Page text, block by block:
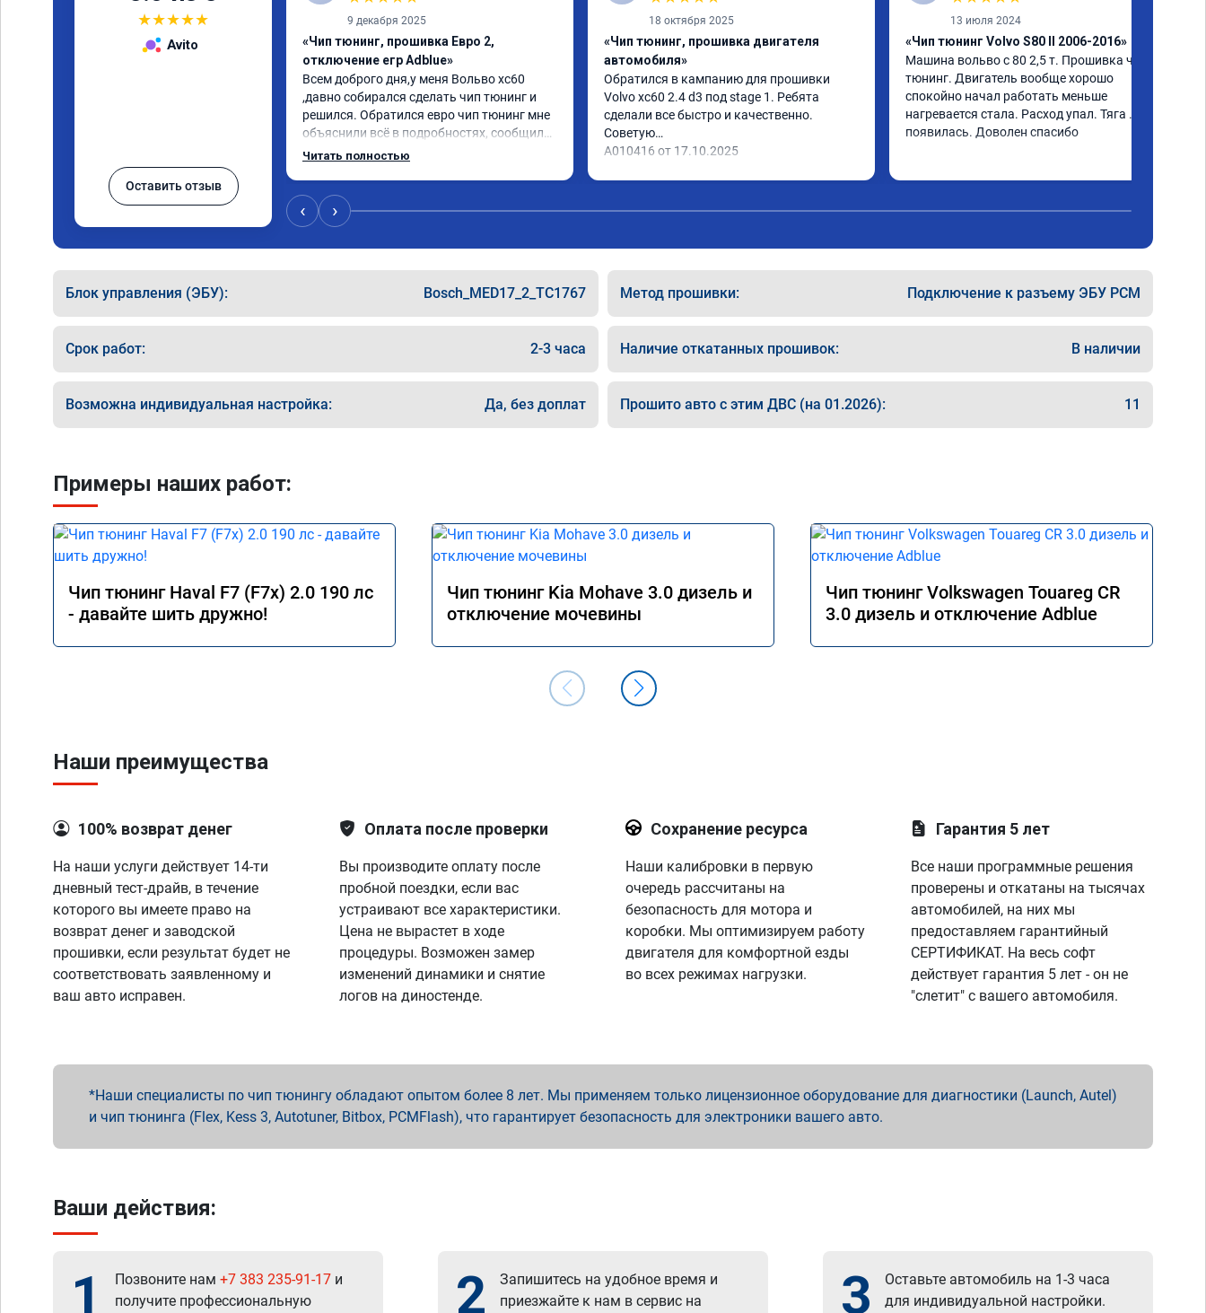
★★★★★
Avito
Оставить отзыв
9 декабря 2025
«Чип тюнинг, прошивка Евро 2,
отключение егр Adblue»
Всем доброго дня,у меня Вольво xc60
,давно собирался сделать чип тюнинг и
решился. Обратился евро чип тюнинг мне
объяснили всё в подробностях, сообщили
сумму записали. Приехал в назначенное
сертификат ао11462 ,знают своё дело
рекомендую 👍
Читать полностью
18 октября 2025
«Чип тюнинг, прошивка двигателя
автомобиля»
Обратился в кампанию для прошивки
Volvo xc60 2.4 d3 под stage 1. Ребята
сделали все быстро и качественно.
Советую
А010416 от 17.10.2025
13 июля 2024
«Чип тюнинг Volvo S80 II 2006-2016»
Машина вольво с 80 2,5 т. Прошивка чип
тюнинг. Двигатель вообще хорошо
спокойно начал работать меньше
нагревается стала. Расход упал. Тяга
появилась. Доволен спасибо
‹ ›
Блок управления (ЭБУ): Bosch_MED17_2_TC1767 Метод прошивки: Подключение к разъему ЭБУ PCM
Срок работ: 2-3 часа Наличие откатанных прошивок: В наличии
Возможна индивидуальная настройка: Да, без доплат Прошито авто с этим ДВС (на 01.2026): 11
Примеры наших работ:
Чип тюнинг Haval F7 (F7x) 2.0 190 лс
- давайте шить дружно!
Чип тюнинг Kia Mohave 3.0 дизель и
отключение мочевины
Чип тюнинг Volkswagen Touareg CR
3.0 дизель и отключение Adblue
Наши преимущества
100% возврат денег
На наши услуги действует 14-ти
дневный тест-драйв, в течение
которого вы имеете право на
возврат денег и заводской
прошивки, если результат будет не
соответствовать заявленному и
ваш авто исправен.
Оплата после проверки
Вы производите оплату после
пробной поездки, если вас
устраивают все характеристики.
Цена не вырастет в ходе
процедуры. Возможен замер
изменений динамики и снятие
логов на диностенде.
Сохранение ресурса
Наши калибровки в первую
очередь рассчитаны на
безопасность для мотора и
коробки. Мы оптимизируем работу
двигателя для комфортной езды
во всех режимах нагрузки.
Гарантия 5 лет
Все наши программные решения
проверены и откатаны на тысячах
автомобилей, на них мы
предоставляем гарантийный
СЕРТИФИКАТ. На весь софт
действует гарантия 5 лет - он не
"слетит" с вашего автомобиля.
Наши специалисты по чип тюнингу обладают опытом более 8 лет. Мы применяем только лицензионное оборудование для диагностики (Launch, Autel)
и чип тюнинга (Flex, Kess 3, Autotuner, Bitbox, PCMFlash), что гарантирует безопасность для электроники вашего авто.
Ваши действия:
1 Позвоните нам +7 383 235-91-17 и
получите профессиональную
2
Запишитесь на удобное время и
приезжайте к нам в сервис на
3
Оставьте автомобиль на 1-3 часа
для индивидуальной настройки.